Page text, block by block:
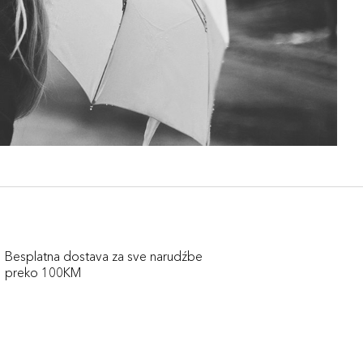
Besplatna dostava za sve narudźbe
preko 100KM